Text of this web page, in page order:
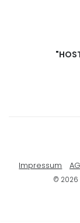
Impressum
© 2026